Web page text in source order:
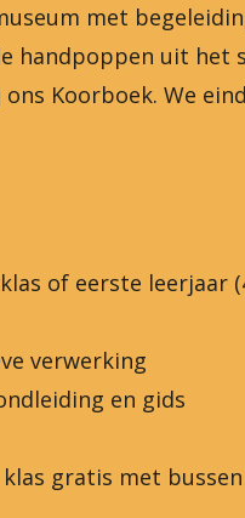
met
handpoppen uit het
Koorboek. We
of eerste leerjaar
verwerking
en gids
klas gratis met